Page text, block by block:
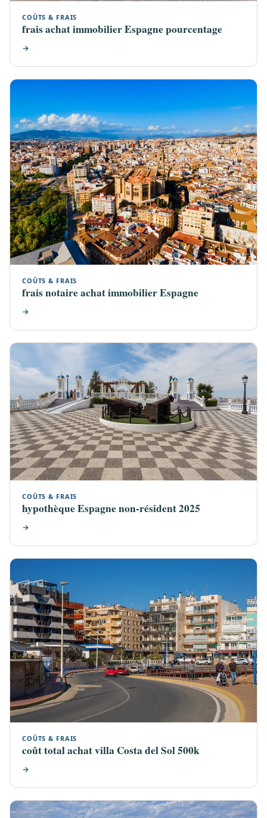
COÛTS & FRAIS
frais achat immobilier Espagne pourcentage
→
COÛTS & FRAIS
frais notaire achat immobilier Espagne
→
COÛTS & FRAIS
hypothèque Espagne non-résident 2025
→
COÛTS & FRAIS
coût total achat villa Costa del Sol 500k
→